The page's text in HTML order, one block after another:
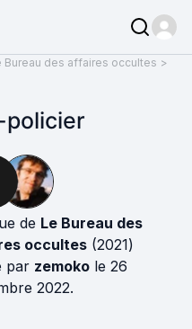
Bureau des affaires occultes >
policier
de Le Bureau des
occultes (2021)
par zemoko le 26
2022.